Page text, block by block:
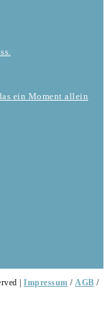
ein Moment allein
| Impressum / AGB /